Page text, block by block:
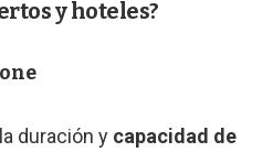
y hoteles?
duración y capacidad de